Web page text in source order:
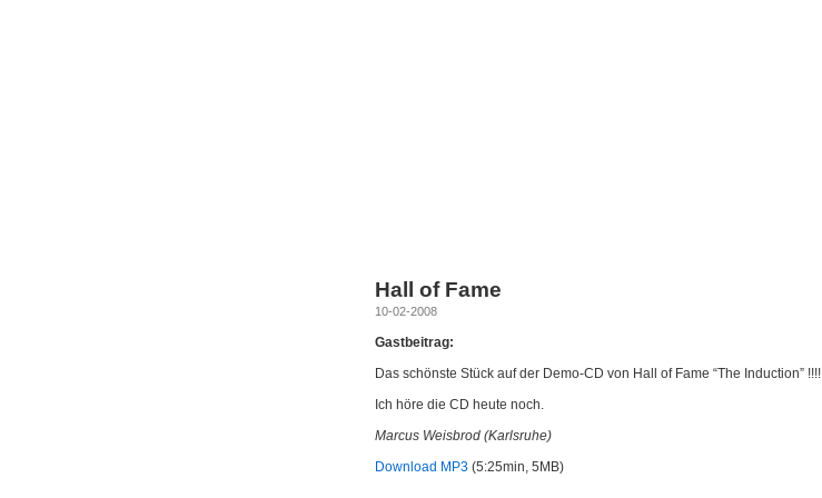
Hall of Fame
10-02-2008
Gastbeitrag:
Das schönste Stück auf der Demo-CD von Hall of Fame “The Induction” !!!!
Ich höre die CD heute noch.
Marcus Weisbrod (Karlsruhe)
Download MP3 (5:25min, 5MB)